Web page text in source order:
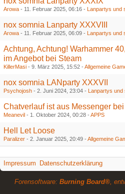
Arowa - 11. Februar 2025, 06:16 - Lanpartys und
nox somnia Lanparty XXXVIII
Arowa - 11. Februar 2025, 06:09 - Lanpartys und
Achtung, Achtung! Warhammer
im Angebot bei Steam
KillerMasi - 9. März 2025, 15:52 - Allgemeine
nox somnia LANparty XXXVII
Psychojosh - 2. Juni 2024, 23:04 - Lanpartys und
Chatverlauf ist aus Messenger
Meanevil - 1. Oktober 2024, 00:28 - APPS
Hell Let Loose
Paralizer - 2. Januar 2025, 20:49 - Allgemeine
Impressum Datenschutzerklärung
Forensoftware: Burning Board®,